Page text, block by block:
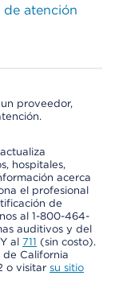
de atención
proveedor,
hospitales,
acerca
el profesional
de
al 1-800-464-
auditivos y del
al 711 (sin costo).
de California
o visitar su sitio